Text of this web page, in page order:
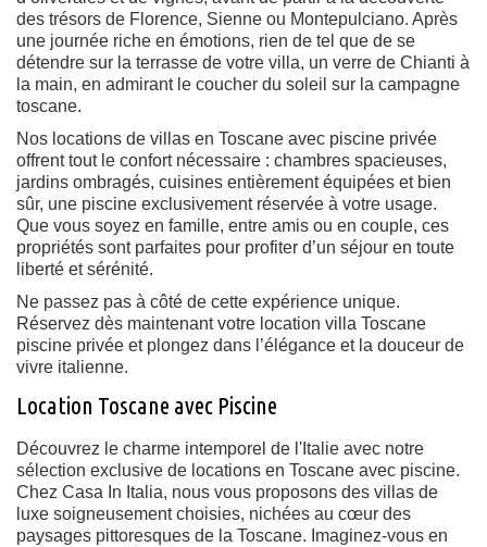
des trésors de Florence, Sienne ou Montepulciano. Après
une journée riche en émotions, rien de tel que de se
détendre sur la terrasse de votre villa, un verre de Chianti à
la main, en admirant le coucher du soleil sur la campagne
toscane.
Nos locations de villas en Toscane avec piscine privée
offrent tout le confort nécessaire : chambres spacieuses,
jardins ombragés, cuisines entièrement équipées et bien
sûr, une piscine exclusivement réservée à votre usage.
Que vous soyez en famille, entre amis ou en couple, ces
propriétés sont parfaites pour profiter d’un séjour en toute
liberté et sérénité.
Ne passez pas à côté de cette expérience unique.
Réservez dès maintenant votre location villa Toscane
piscine privée et plongez dans l’élégance et la douceur de
vivre italienne.
Location Toscane avec Piscine
Découvrez le charme intemporel de l'Italie avec notre
sélection exclusive de locations en Toscane avec piscine.
Chez Casa In Italia, nous vous proposons des villas de
luxe soigneusement choisies, nichées au cœur des
paysages pittoresques de la Toscane. Imaginez-vous en